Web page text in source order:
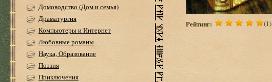
Домоводство (Дом и семья)
Драматургия
Компьютеры и Интернет
Любовные романы
Наука, Образование
Поэзия
Приключения
Рейтинг: (1)